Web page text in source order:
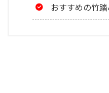
おすすめの竹